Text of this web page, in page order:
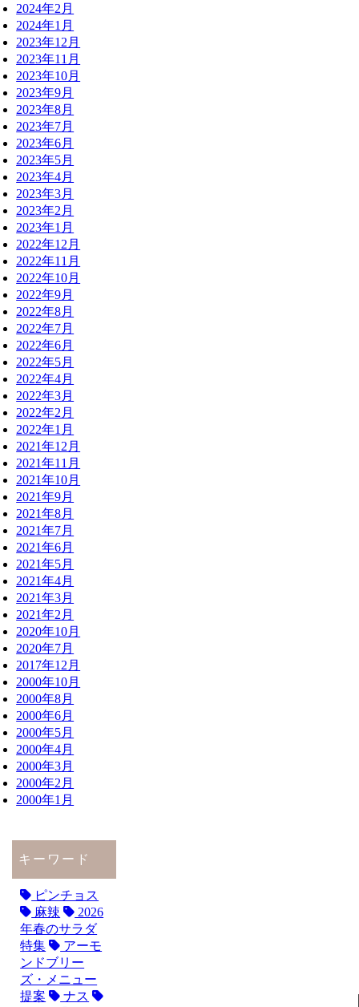
2024年2月
2024年1月
2023年12月
2023年11月
2023年10月
2023年9月
2023年8月
2023年7月
2023年6月
2023年5月
2023年4月
2023年3月
2023年2月
2023年1月
2022年12月
2022年11月
2022年10月
2022年9月
2022年8月
2022年7月
2022年6月
2022年5月
2022年4月
2022年3月
2022年2月
2022年1月
2021年12月
2021年11月
2021年10月
2021年9月
2021年8月
2021年7月
2021年6月
2021年5月
2021年4月
2021年3月
2021年2月
2020年10月
2020年7月
2017年12月
2000年10月
2000年8月
2000年6月
2000年5月
2000年4月
2000年3月
2000年2月
2000年1月
キーワード
ピンチョス
麻辣
2026
年春のサラダ
特集
アーモ
ンドブリー
ズ・メニュー
提案
ナス